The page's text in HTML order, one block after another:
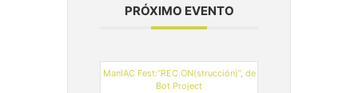
PRÓXIMO EVENTO
ManIAC Fest:“REC.ON(strucción)”, de
Bot Project